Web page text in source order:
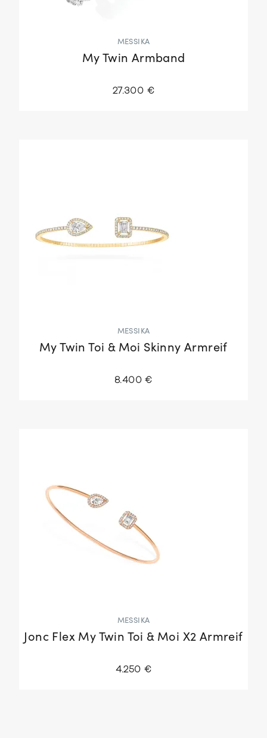
MESSIKA
My Twin Armband
27.300 €
MESSIKA
My Twin Toi & Moi Skinny Armreif
8.400 €
MESSIKA
Jonc Flex My Twin Toi & Moi X2 Armreif
4.250 €